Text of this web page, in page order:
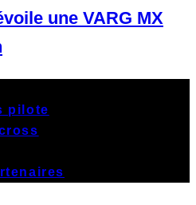
une VARG MX
pilote